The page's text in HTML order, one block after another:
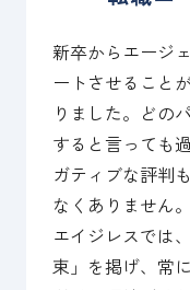
新卒からエージ
ートさせること
りました。どの
すると言っても
ガティブな評判
なくありません。
エイジレスでは
束」を掲げ、常